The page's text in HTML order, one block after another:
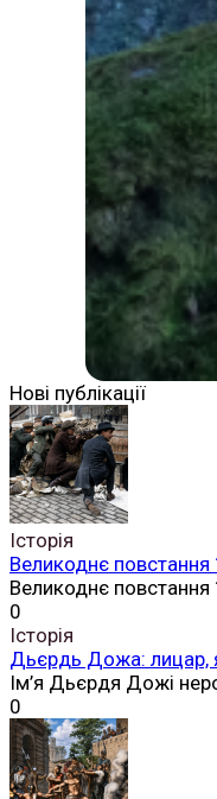
Нові публікації
Історія
Великоднє повстання
Великоднє
0
Історія
Дьєрдь Дожа: лицар,
Ім’я Дьєрдя Дожі
0